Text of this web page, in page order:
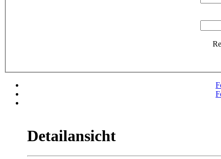
Detailansicht